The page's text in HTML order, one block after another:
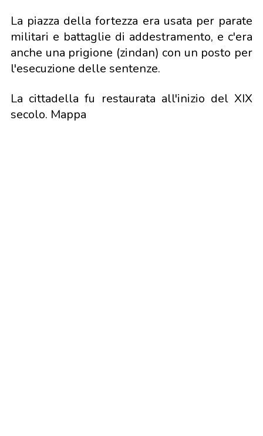
La piazza della fortezza era usata per parate
militari e battaglie di addestramento, e c'era
anche una prigione (zindan) con un posto per
l'esecuzione delle sentenze.
La cittadella fu restaurata all'inizio del XIX
secolo. Mappa